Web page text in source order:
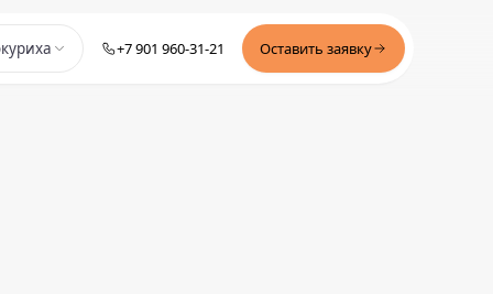
+7 901 960-31-21 Оставить заявку